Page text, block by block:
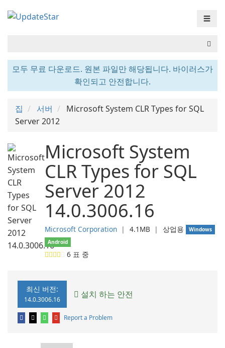
☰
모두 무료 다운로드. 원본 파일만 해당됩니다. 바이러스가
확인되고 안전합니다.
집 서버
Microsoft System CLR Types for SQL
Server 2012
Microsoft System
CLR Types for SQL
Server 2012
14.0.3006.16
Microsoft Corporation ❘ 4.1MB ❘ 상업용
Windows
Android
6 표 중
최신 버전:
14.0.3006.16 설치 하는 안전
Report a Problem